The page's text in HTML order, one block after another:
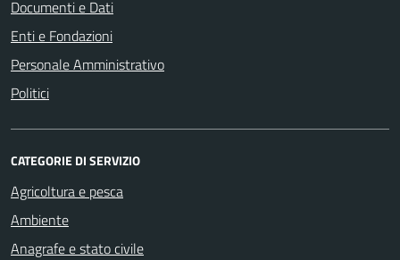
Documenti e Dati
Enti e Fondazioni
Personale Amministrativo
Politici
CATEGORIE DI SERVIZIO
Agricoltura e pesca
Ambiente
Anagrafe e stato civile